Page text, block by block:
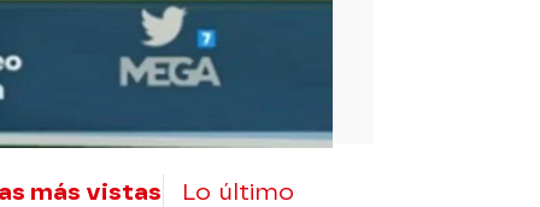
más vistas Lo último